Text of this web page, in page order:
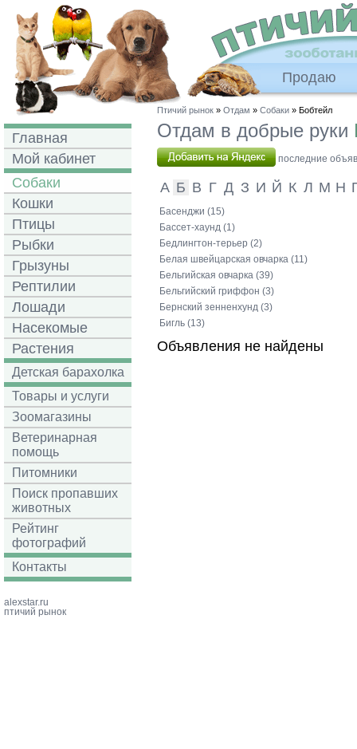
Продаю
Главная
Мой кабинет
Собаки
Кошки
Птицы
Рыбки
Грызуны
Рептилии
Лошади
Насекомые
Растения
Детская барахолка
Товары и услуги
Зоомагазины
Ветеринарная
помощь
Питомники
Поиск пропавших
животных
Рейтинг
фотографий
Контакты
Птичий рынок » Отдам » Собаки » Бобтейл
Отдам в добрые руки
последние
А Б В Г Д З И Й К Л М Н
Басенджи (15)
Бассет-хаунд (1)
Бедлингтон-терьер (2)
Белая швейцарская овчарка (11)
Бельгийская овчарка (39)
Бельгийский гриффон (3)
Бернский зенненхунд (3)
Бигль (13)
Объявления не найдены
alexstar.ru
птичий рынок